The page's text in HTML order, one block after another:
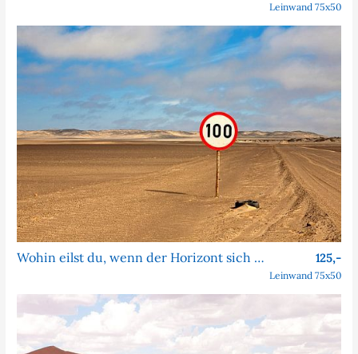
Leinwand 75x50
Wohin eilst du, wenn der Horizont sich nie nähert? 125,-
Leinwand 75x50